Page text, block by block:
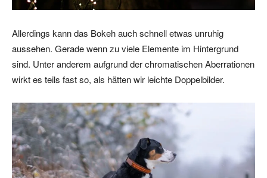
Allerdings kann das Bokeh auch schnell etwas unruhig
aussehen. Gerade wenn zu viele Elemente im Hintergrund
sind. Unter anderem aufgrund der chromatischen Aberrationen
wirkt es teils fast so, als hätten wir leichte Doppelbilder.